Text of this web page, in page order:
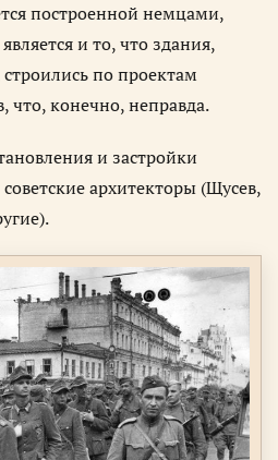
построенной немцами,
и то, что здания,
по проектам
что, конечно, неправда.
и застройки
архитекторы (Щусев,